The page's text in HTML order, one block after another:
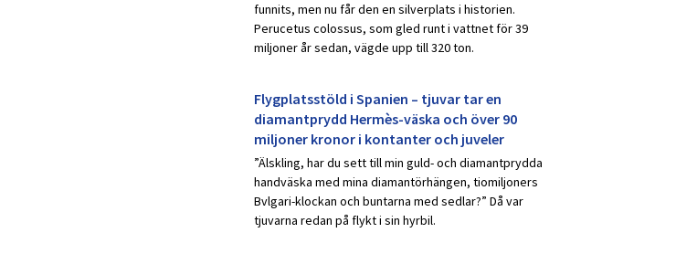
funnits, men nu får den en silverplats i historien.
Perucetus colossus, som gled runt i vattnet för 39
miljoner år sedan, vägde upp till 320 ton.
Flygplatsstöld i Spanien – tjuvar tar en
diamantprydd Hermès-väska och över 90
miljoner kronor i kontanter och juveler
”Älskling, har du sett till min guld- och diamantprydda
handväska med mina diamantörhängen, tiomiljoners
Bvlgari-klockan och buntarna med sedlar?” Då var
tjuvarna redan på flykt i sin hyrbil.